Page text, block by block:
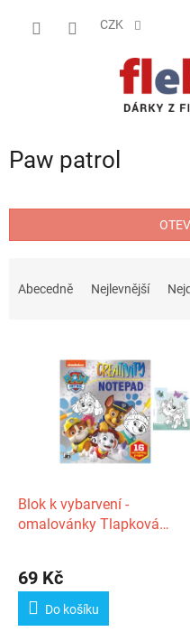
CZK
Paw patrol
Abecedně Nejlevnější
Blok k vybarvení -
omalovánky Tlapková
69 Kč
Do košíku